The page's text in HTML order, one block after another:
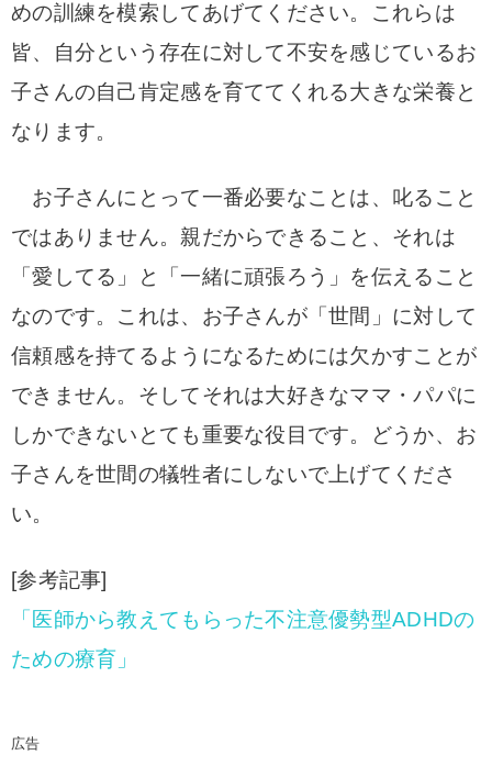
めの訓練を模索してあげてください。これらは
皆、自分という存在に対して不安を感じているお
子さんの自己肯定感を育ててくれる大きな栄養と
なります。
お子さんにとって一番必要なことは、叱ること
ではありません。親だからできること、それは
「愛してる」と「一緒に頑張ろう」を伝えること
なのです。これは、お子さんが「世間」に対して
信頼感を持てるようになるためには欠かすことが
できません。そしてそれは大好きなママ・パパに
しかできないとても重要な役目です。どうか、お
子さんを世間の犠牲者にしないで上げてくださ
い。
[参考記事]
「医師から教えてもらった不注意優勢型ADHDの
ための療育」
広告